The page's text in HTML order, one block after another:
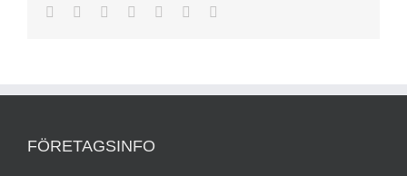
Facebook
TwitterReddit LinkedIn
TumblrPinterest
FÖRETAGSINFO